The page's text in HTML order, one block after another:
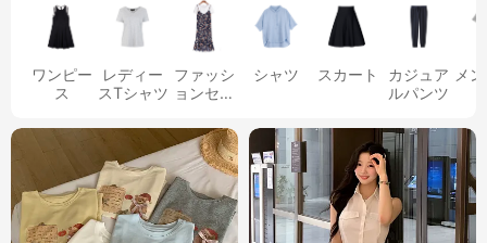
ワンピー
ス
レディー
スTシャツ
ファッシ
ョンセッ
シャツ スカート
カジュア
ルパンツ
メ